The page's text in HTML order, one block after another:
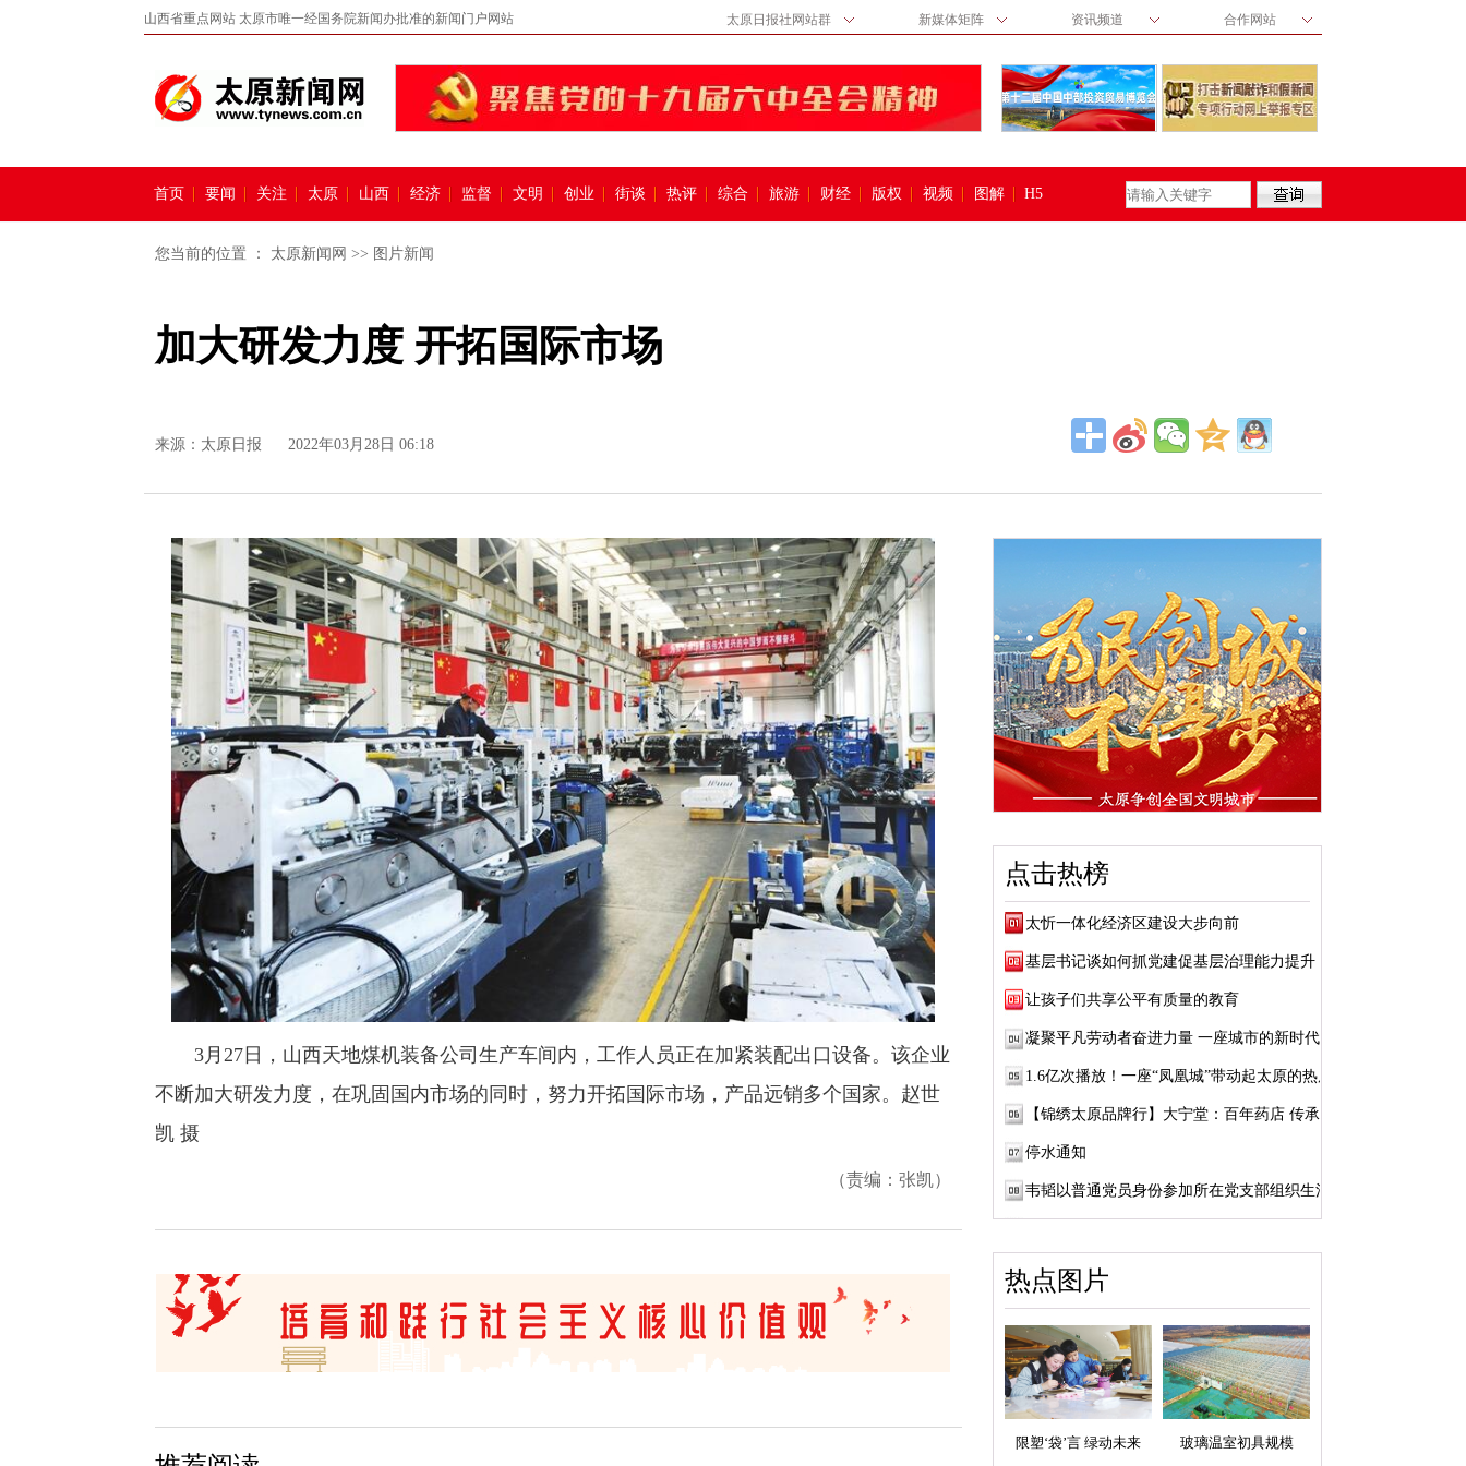
山西省重点网站 太原市唯一经国务院新闻办批准的新闻门户网站 太原日报社网站群 新媒体矩阵 资讯频道 合作网站
首页 要闻 关注 太原 山西 经济 监督 文明 创业 街谈 热评 综合 旅游 财经 版权 视频 图解 H5
您当前的位置 ： 太原新闻网 >> 图片新闻
加大研发力度 开拓国际市场
来源： 太原日报 2022年03月28日 06:18
3月27日，山西天地煤机装备公司生产车间内，工作人员正在加紧装配出口设备。该企业
不断加大研发力度，在巩固国内市场的同时，努力开拓国际市场，产品远销多个国家。赵世
凯 摄
（责编：张凯）
点击热榜
太忻一体化经济区建设大步向前
基层书记谈如何抓党建促基层治理能力提升
让孩子们共享公平有质量的教育
凝聚平凡劳动者奋进力量 一座城市的新时代"...
1.6亿次播放！一座“凤凰城”带动起太原的热度
【锦绣太原品牌行】大宁堂：百年药店 传承固根
停水通知
韦韬以普通党员身份参加所在党支部组织生活会
热点图片
限塑‘袋’言 绿动未来 玻璃温室初具规模